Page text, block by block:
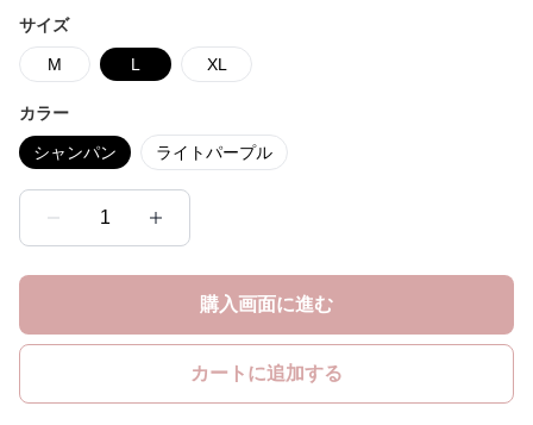
サイズ
M L XL
カラー
シャンパン ライトパープル
1
購入画面に進む
カートに追加する